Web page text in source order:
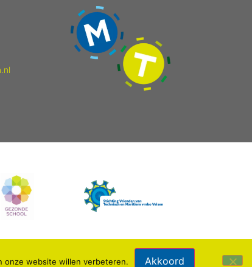
onze website willen verbeteren. Akkoord